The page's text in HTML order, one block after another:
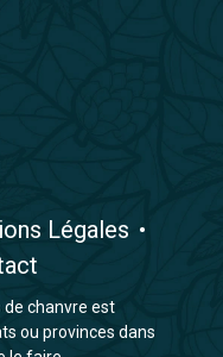
Légales •
de chanvre est
ou provinces dans